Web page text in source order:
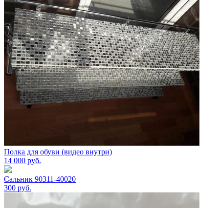
Полка для обуви (видео внутри)
14 000 руб.
Сальник 90311-40020
300 руб.